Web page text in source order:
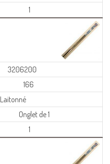
1
3206200
166
Laitonné
Onglet de 1
1